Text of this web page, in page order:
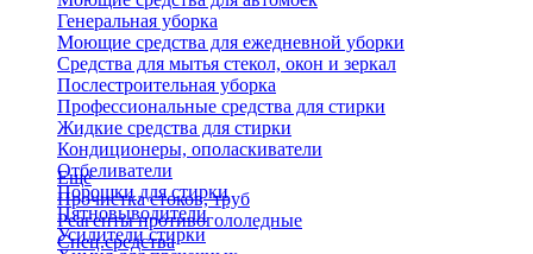
Генеральная уборка
Моющие средства для ежедневной уборки
Средства для мытья стекол, окон и зеркал
Послестроительная уборка
Профессиональные средства для стирки
Жидкие средства для стирки
Кондиционеры, ополаскиватели
Отбеливатели
Порошки для стирки
Пятновыводители
Усилители стирки
Еще
Прочистка стоков, труб
Реагенты противогололедные
Спец.средства